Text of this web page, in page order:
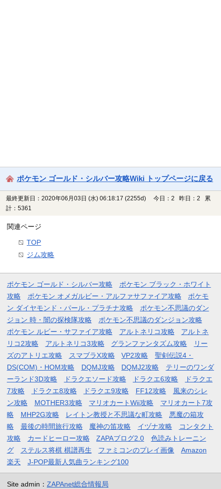
ポケモン ゴールド・シルバー攻略Wiki トップページに戻る
最終更新日：2020年06月03日 (水) 06:18:17 (2255d)
今日：2 昨日：2 累
計：5361
関連ページ
TOP
ジム攻略
ポケモン ゴールド・シルバー攻略
ポケモン ブラック・ホワイト
攻略
ポケモン オメガルビー・アルファサファイア攻略
ポケモ
ン ダイヤモンド・パール・プラチナ攻略
ポケモン不思議のダン
ジョン 時・闇の探検隊攻略
ポケモン不思議のダンジョン攻略
ポケモン ルビー・サファイア攻略
アルトネリコ攻略
アルトネ
リコ2攻略
アルトネリコ3攻略 グランファンタズム攻略
リー
ズのアトリエ攻略
スマブラX攻略 VP2攻略
聖剣伝説4・
DS(COM)・HOM攻略
DQMJ攻略 DQMJ2攻略
テリーのワンダ
ーランド3D攻略
ドラクエソード攻略 ドラクエ6攻略
ドラクエ
7攻略
ドラクエ8攻略 ドラクエ9攻略 FF12攻略
風来のシレ
ン攻略
MOTHER3攻略 マリオカートWii攻略
マリオカート7攻
略
MHP2G攻略 レイトン教授と不思議な町攻略
悪魔の箱攻
略
最後の時間旅行攻略 魔神の笛攻略 イヅナ攻略
コンタクト
攻略
カードヒーロー攻略 ZAPAブログ2.0
色読みトレーニン
グ
ステルス将棋 棋譜再生 ファミコンのプレイ画像
Amazon
楽天
J-POP最新人気曲ランキング100
Site admin： ZAPAnet総合情報局